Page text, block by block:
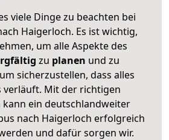
viele Dinge zu beachten bei
Haigerloch. Es ist wichtig,
um alle Aspekte des
zu planen und zu
sicherzustellen, dass alles
verläuft. Mit der richtigen
ein deutschlandweiter
nach Haigerloch erfolgreich
und dafür sorgen wir.